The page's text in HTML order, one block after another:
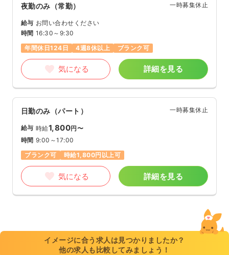
夜勤のみ（常勤） 一時募集休止
給与 お問い合わせください
時間 16:30～9:30
年間休日124日
4週8休以上 ブランク可
気になる 詳細を見る
日勤のみ（パート） 一時募集休止
給与 時給1,800円〜
時間 9:00～17:00
ブランク可
時給1,800円以上可
気になる 詳細を見る
イメージに合う求人は見つかりましたか？
他の求人も比較してみましょう！